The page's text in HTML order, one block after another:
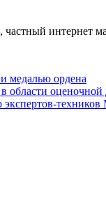
, частный интернет